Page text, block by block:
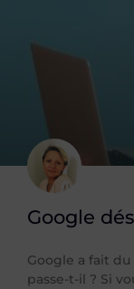
Google
Google a fait
passe-t-il ? Si